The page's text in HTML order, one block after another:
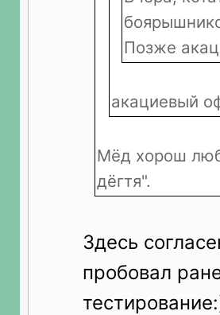
Позже
акациевый
Мёд хорош
дёгтя".
Здесь
пробовал